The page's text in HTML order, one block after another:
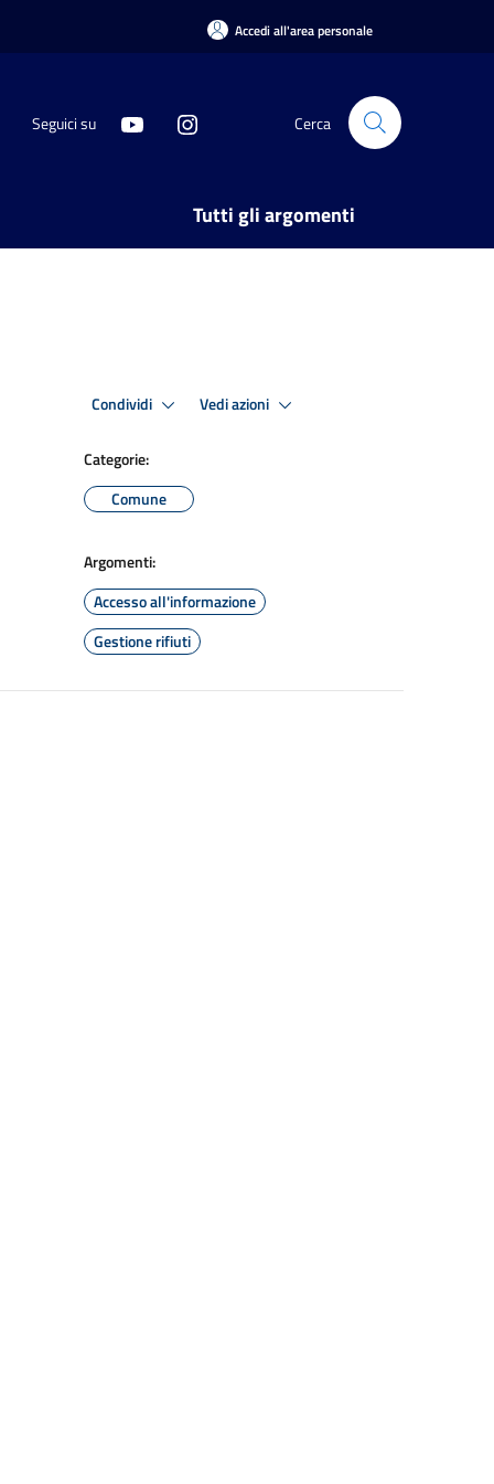
Accedi all'area personale
Seguici su Cerca
Tutti gli argomenti
Condividi Vedi azioni
Categorie:
Comune
Argomenti:
Accesso all'informazione
Gestione rifiuti